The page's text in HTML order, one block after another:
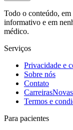
Todo o conteúdo, em
informativo e em
médico.
Serviços
Privacidade e
Sobre nós
Contato
Carreiras
Termos e
Para pacientes